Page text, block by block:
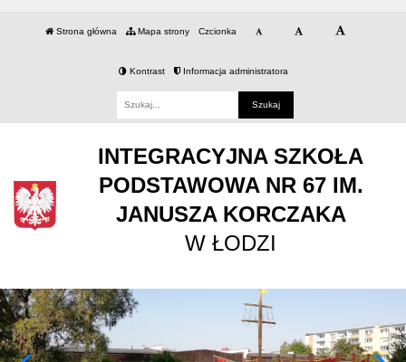
Strona główna Mapa strony Czcionka
Kontrast Informacja administratora
INTEGRACYJNA SZKOŁA
PODSTAWOWA NR 67 IM.
JANUSZA KORCZAKA
W ŁODZI